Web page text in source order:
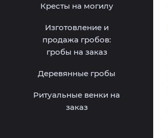
Кресты на могилу
Изготовление и
продажа гробов:
гробы на заказ
Деревянные гробы
Ритуальные венки на
заказ